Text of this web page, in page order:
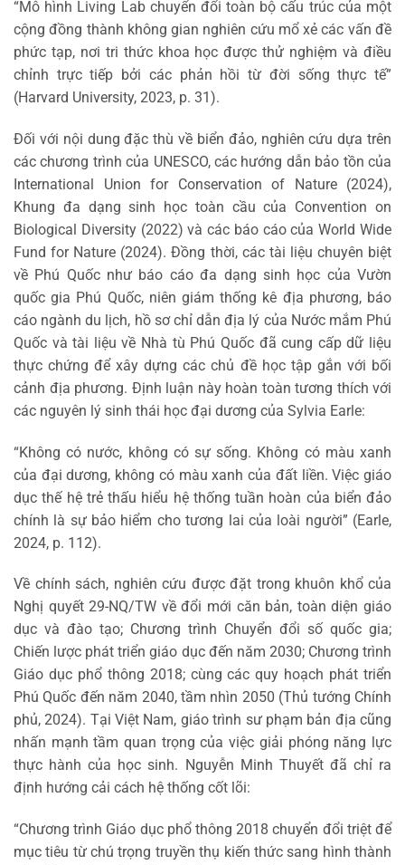
“Mô hình Living Lab chuyển đổi toàn bộ cấu trúc của một
cộng đồng thành không gian nghiên cứu mổ xẻ các vấn đề
phức tạp, nơi tri thức khoa học được thử nghiệm và điều
chỉnh trực tiếp bởi các phản hồi từ đời sống thực tế”
(Harvard University, 2023, p. 31).
Đối với nội dung đặc thù về biển đảo, nghiên cứu dựa trên
các chương trình của UNESCO, các hướng dẫn bảo tồn của
International Union for Conservation of Nature (2024),
Khung đa dạng sinh học toàn cầu của Convention on
Biological Diversity (2022) và các báo cáo của World Wide
Fund for Nature (2024). Đồng thời, các tài liệu chuyên biệt
về Phú Quốc như báo cáo đa dạng sinh học của Vườn
quốc gia Phú Quốc, niên giám thống kê địa phương, báo
cáo ngành du lịch, hồ sơ chỉ dẫn địa lý của Nước mắm Phú
Quốc và tài liệu về Nhà tù Phú Quốc đã cung cấp dữ liệu
thực chứng để xây dựng các chủ đề học tập gắn với bối
cảnh địa phương. Định luận này hoàn toàn tương thích với
các nguyên lý sinh thái học đại dương của Sylvia Earle:
“Không có nước, không có sự sống. Không có màu xanh
của đại dương, không có màu xanh của đất liền. Việc giáo
dục thế hệ trẻ thấu hiểu hệ thống tuần hoàn của biển đảo
chính là sự bảo hiểm cho tương lai của loài người” (Earle,
2024, p. 112).
Về chính sách, nghiên cứu được đặt trong khuôn khổ của
Nghị quyết 29-NQ/TW về đổi mới căn bản, toàn diện giáo
dục và đào tạo; Chương trình Chuyển đổi số quốc gia;
Chiến lược phát triển giáo dục đến năm 2030; Chương trình
Giáo dục phổ thông 2018; cùng các quy hoạch phát triển
Phú Quốc đến năm 2040, tầm nhìn 2050 (Thủ tướng Chính
phủ, 2024). Tại Việt Nam, giáo trình sư phạm bản địa cũng
nhấn mạnh tầm quan trọng của việc giải phóng năng lực
thực hành của học sinh. Nguyễn Minh Thuyết đã chỉ ra
định hướng cải cách hệ thống cốt lõi:
“Chương trình Giáo dục phổ thông 2018 chuyển đổi triệt để
mục tiêu từ chú trọng truyền thụ kiến thức sang hình thành